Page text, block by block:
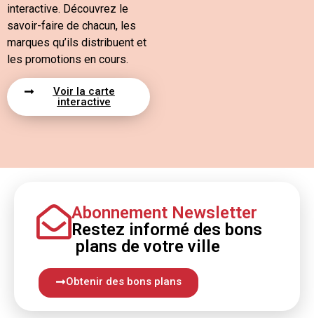
interactive. Découvrez le
savoir-faire de chacun, les
marques qu’ils distribuent et
les promotions en cours.
Voir la carte
interactive
Abonnement Newsletter
Restez informé des bons
plans de votre ville
Obtenir des bons plans